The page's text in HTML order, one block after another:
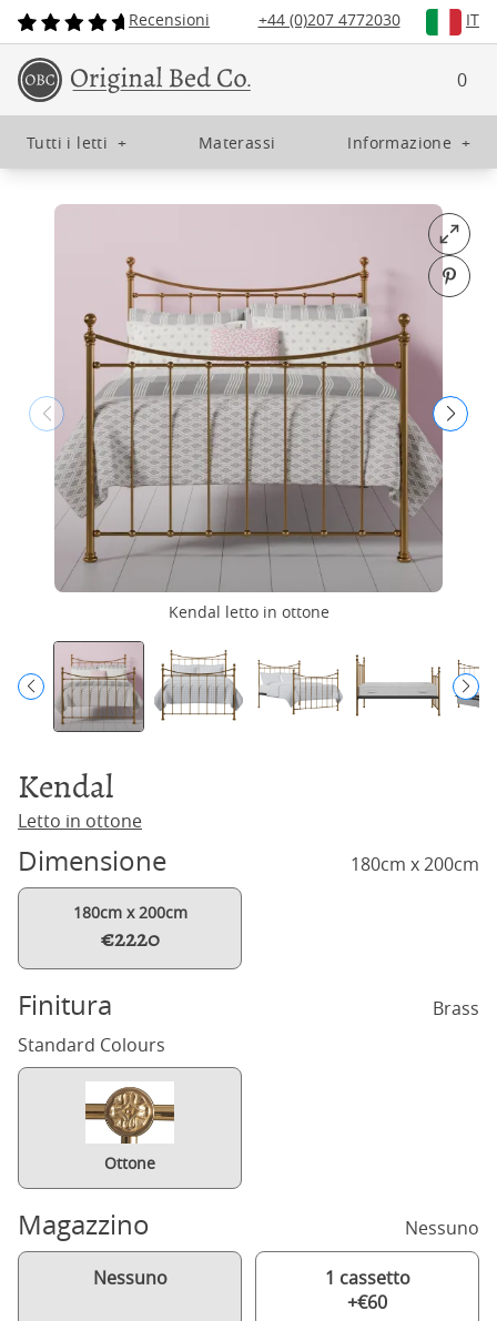
Recensioni +44 (0)207 4772030 IT
0
Tutti i letti + Materassi Informazione +
Open
Pin
Kendal letto in ottone
Kendal
Letto in ottone
Dimensione 180cm x 200cm
180cm x 200cm
€2220
Finitura
Brass
Standard Colours
Ottone
Magazzino Nessuno
Nessuno
1 cassetto
+€60